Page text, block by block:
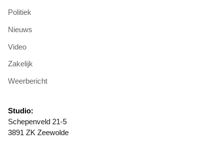
Politiek
Nieuws
Video
Zakelijk
Weerbericht
Studio:
Schepenveld 21-5
3891 ZK Zeewolde